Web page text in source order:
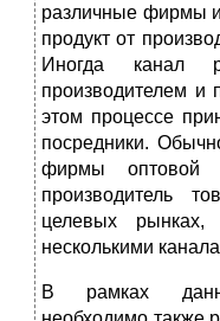
различные фирмы
продукт от
Иногда канал
производителем и
этом процессе
посредники.
фирмы оптовой
производитель
целевых рынках,
несколькими
В рамках